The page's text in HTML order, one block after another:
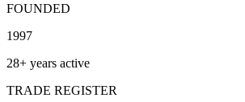
FOUNDED
1997
28+ years active
TRADE REGISTER